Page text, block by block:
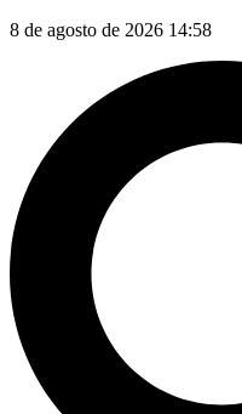
8 de agosto de 2026 14:58